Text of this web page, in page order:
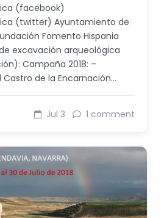
(facebook)
(twitter) Ayuntamiento de
Fomento Hispania
excavación arqueológica
Campaña 2018: –
Castro de la Encarnación…
Jul 3 1 comment